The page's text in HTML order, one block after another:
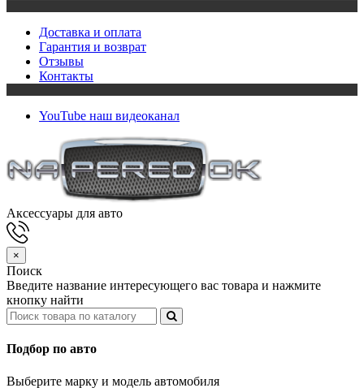
Доставка и оплата
Гарантия и возврат
Отзывы
Контакты
YouTube наш видеоканал
Аксессуары для авто
×
Поиск
Введите название интересующего вас товара и нажмите
кнопку найти
Подбор по авто
Выберите марку и модель автомобиля